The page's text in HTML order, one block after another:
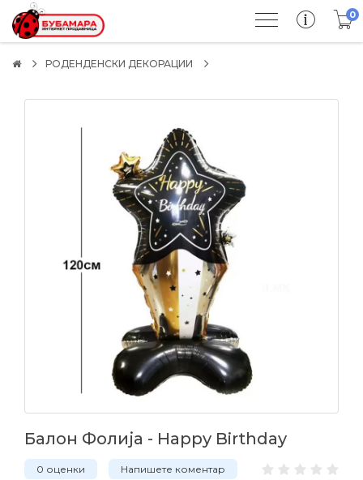
0
РОДЕНДЕНСКИ ДЕКОРАЦИИ
Балон Фолија - Happy Birthday
0 оценки Напишете коментар